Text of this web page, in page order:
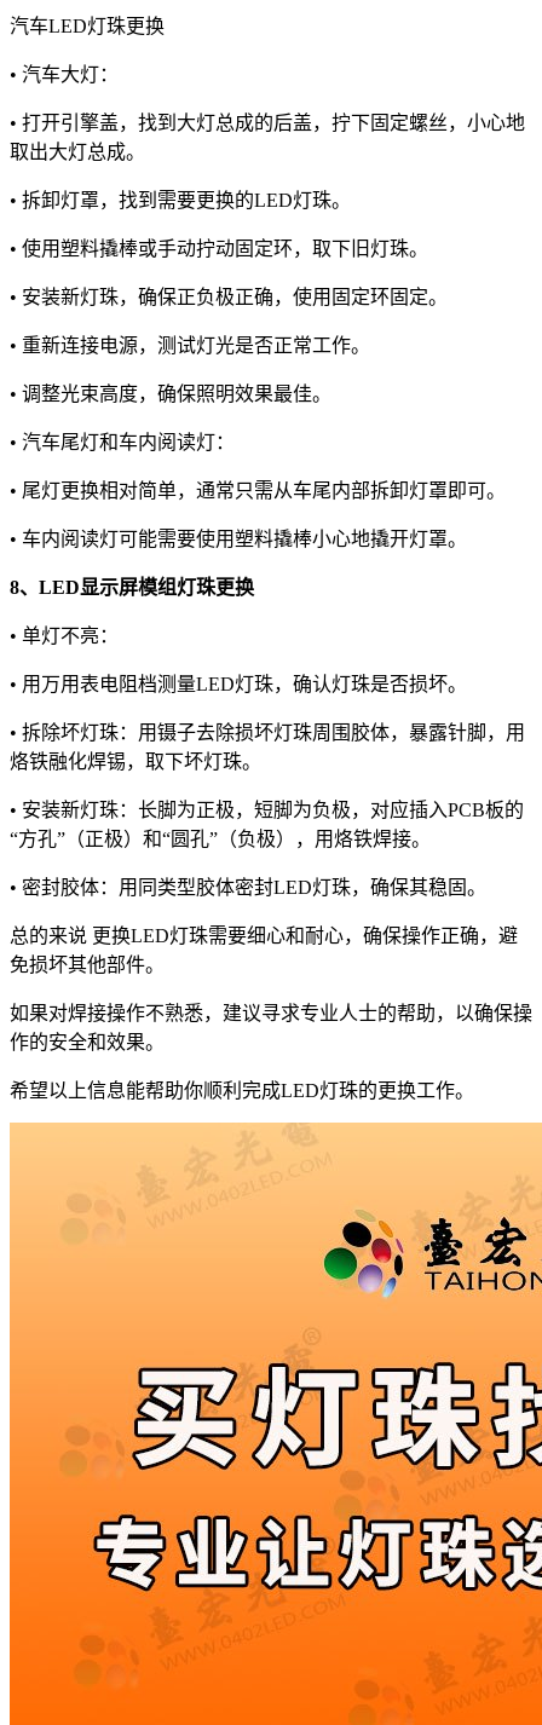
汽车LED灯珠更换
• 汽车大灯：
• 打开引擎盖，找到大灯总成的后盖，拧下固定螺丝，小心地
取出大灯总成。
• 拆卸灯罩，找到需要更换的LED灯珠。
• 使用塑料撬棒或手动拧动固定环，取下旧灯珠。
• 安装新灯珠，确保正负极正确，使用固定环固定。
• 重新连接电源，测试灯光是否正常工作。
• 调整光束高度，确保照明效果最佳。
• 汽车尾灯和车内阅读灯：
• 尾灯更换相对简单，通常只需从车尾内部拆卸灯罩即可。
• 车内阅读灯可能需要使用塑料撬棒小心地撬开灯罩。
8、LED显示屏模组灯珠更换
• 单灯不亮：
• 用万用表电阻档测量LED灯珠，确认灯珠是否损坏。
• 拆除坏灯珠：用镊子去除损坏灯珠周围胶体，暴露针脚，用
烙铁融化焊锡，取下坏灯珠。
• 安装新灯珠：长脚为正极，短脚为负极，对应插入PCB板的
“方孔”（正极）和“圆孔”（负极），用烙铁焊接。
• 密封胶体：用同类型胶体密封LED灯珠，确保其稳固。
总的来说 更换LED灯珠需要细心和耐心，确保操作正确，避
免损坏其他部件。
如果对焊接操作不熟悉，建议寻求专业人士的帮助，以确保操
作的安全和效果。
希望以上信息能帮助你顺利完成LED灯珠的更换工作。